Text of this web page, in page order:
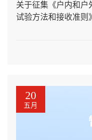
关于征集《户内和户
试验方法和接收准则
20
五月